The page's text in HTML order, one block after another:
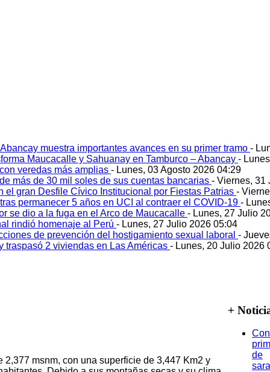
muestra importantes avances en su primer tramo -
Maucacalle y Sahuanay en Tamburco – Abancay -
veredas más amplias - Lunes, 03 Agosto 2026 04:29
más de 30 mil soles de sus cuentas bancarias - Viernes, 31
el gran Desfile Cívico Institucional por Fiestas Patrias -
permanecer 5 años en UCI al contraer el COVID-19 -
se dio a la fuga en el Arco de Maucacalle - Lunes, 27 Julio
rindió homenaje al Perú - Lunes, 27 Julio 2026 05:04
de prevención del hostigamiento sexual laboral -
traspasó 2 viviendas en Las Américas - Lunes, 20 Julio 2026
msnm, con una superficie de 3,447 Km2 y
+
de